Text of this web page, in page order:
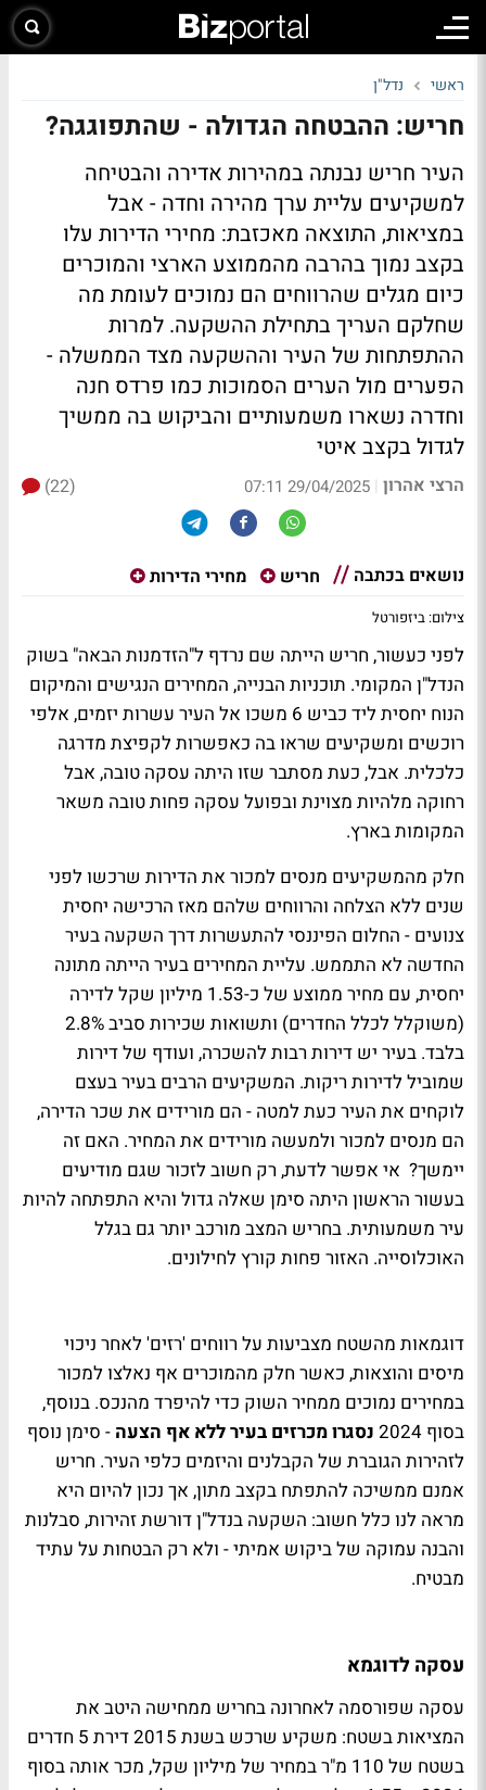
ראשי נדל"ן
חריש: ההבטחה הגדולה - שהתפוגגה?
העיר חריש נבנתה במהירות אדירה והבטיחה
למשקיעים עליית ערך מהירה וחדה - אבל
במציאות, התוצאה מאכזבת: מחירי הדירות עלו
בקצב נמוך בהרבה מהממוצע הארצי והמוכרים
כיום מגלים שהרווחים הם נמוכים לעומת מה
שחלקם העריך בתחילת ההשקעה. למרות
ההתפתחות של העיר וההשקעה מצד הממשלה -
הפערים מול הערים הסמוכות כמו פרדס חנה
וחדרה נשארו משמעותיים והביקוש בה ממשיך
לגדול בקצב איטי
הרצי אהרון |
29/04/2025 07:11
(22)
נושאים בכתבה חריש מחירי הדירות
צילום: ביזפורטל
לפני כעשור, חריש הייתה שם נרדף ל"הזדמנות הבאה" בשוק
הנדל"ן המקומי. תוכניות הבנייה, המחירים הנגישים והמיקום
הנוח יחסית ליד כביש 6 משכו אל העיר עשרות יזמים, אלפי
רוכשים ומשקיעים שראו בה כאפשרות לקפיצת מדרגה
כלכלית. אבל, כעת מסתבר שזו היתה עסקה טובה, אבל
רחוקה מלהיות מצוינת ובפועל עסקה פחות טובה משאר
המקומות בארץ.
חלק מהמשקיעים מנסים למכור את הדירות שרכשו לפני
שנים ללא הצלחה והרווחים שלהם מאז הרכישה יחסית
צנועים - החלום הפיננסי להתעשרות דרך השקעה בעיר
החדשה לא התממש. עליית המחירים בעיר הייתה מתונה
יחסית, עם מחיר ממוצע של כ-1.53 מיליון שקל לדירה
(משוקלל לכלל החדרים) ותשואות שכירות סביב 2.8%
בלבד. בעיר יש דירות רבות להשכרה, ועודף של דירות
שמוביל לדירות ריקות. המשקיעים הרבים בעיר בעצם
לוקחים את העיר כעת למטה - הם מורידים את שכר הדירה,
הם מנסים למכור ולמעשה מורידים את המחיר. האם זה
יימשך? אי אפשר לדעת, רק חשוב לזכור שגם מודיעים
בעשור הראשון היתה סימן שאלה גדול והיא התפתחה להיות
עיר משמעותית. בחריש המצב מורכב יותר גם בגלל
האוכלוסייה. האזור פחות קורץ לחילונים.
דוגמאות מהשטח מצביעות על רווחים 'רזים' לאחר ניכוי
מיסים והוצאות, כאשר חלק מהמוכרים אף נאלצו למכור
במחירים נמוכים ממחיר השוק כדי להיפרד מהנכס. בנוסף,
בסוף 2024
נסגרו מכרזים בעיר ללא אף הצעה - סימן נוסף
לזהירות הגוברת של הקבלנים והיזמים כלפי העיר. חריש
אמנם ממשיכה להתפתח בקצב מתון, אך נכון להיום היא
מראה לנו כלל חשוב: השקעה בנדל"ן דורשת זהירות, סבלנות
והבנה עמוקה של ביקוש אמיתי - ולא רק הבטחות על עתיד
מבטיח.
עסקה לדוגמא
עסקה שפורסמה לאחרונה בחריש ממחישה היטב את
המציאות בשטח: משקיע שרכש בשנת 2015 דירת 5 חדרים
בשטח של 110 מ"ר במחיר של מיליון שקל, מכר אותה בסוף